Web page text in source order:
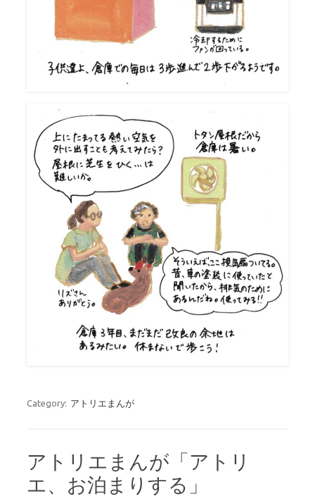
Category: アトリエまんが
アトリエまんが「アトリ
エ、お泊まりする」